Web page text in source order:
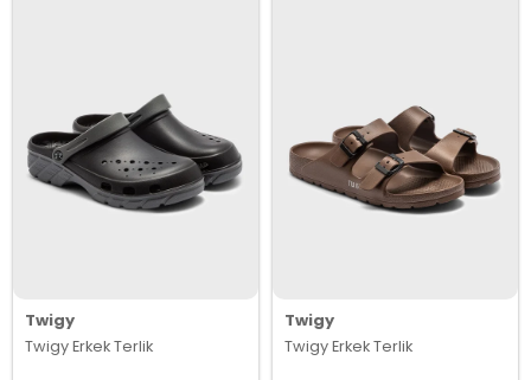
Twigy
Twigy Erkek Terlik
Twigy
Twigy Erkek Terlik